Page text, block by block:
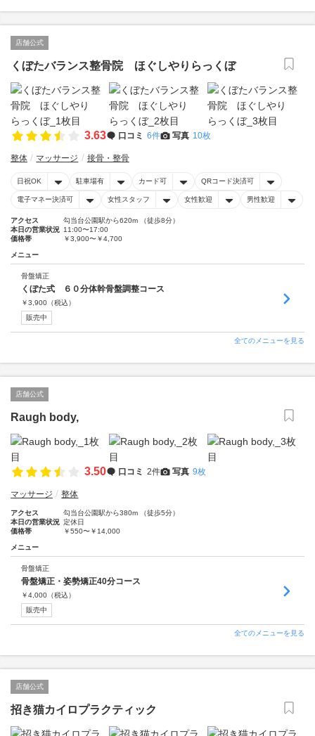
店舗公式
くぼたバランス整骨院 ほぐしやりらっくぼ
3.63 口コミ 6件 写真 10枚
整体 マッサージ 接骨・整骨
日祝OK 駐車場有 カード可 QRコード決済可
電子マネー決済可 女性スタッフ 女性歓迎 男性歓迎
アクセス
勾当台公園駅から620m （徒歩8分）
本日の営業状況 11:00〜17:00
価格帯
￥3,900〜￥4,700
メニュー
骨盤矯正
くぼた式 ６０分体幹骨盤調整コース
￥3,900 （税込）
販売中
全てのメニューを見る
店舗公式
Raugh body,
3.50 口コミ 2件 写真 9枚
マッサージ 整体
アクセス
勾当台公園駅から380m （徒歩5分）
本日の営業状況 定休日
価格帯
￥550〜￥14,000
メニュー
骨盤矯正
骨盤矯正・姿勢矯正40分コース
￥4,000 （税込）
販売中
全てのメニューを見る
店舗公式
招き猫カイロプラクティック